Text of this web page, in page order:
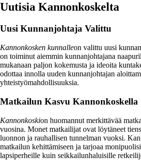
Uutisia Kannonkoskelta
Uusi Kunnanjohtaja Valittu
Kannonkosken kunnalleon valittu uusi
on toiminut aiemmin kunnanjohtajana
mukanaan paljon kokemusta ja ideoita
odottaa innolla uuden kunnanjohtajan
yhteistyömahdollisuuksia.
Matkailun Kasvu Kannonkoskella
Kannonkoskion huomannut merkittävää
vuosina. Monet matkailijat ovat löytäneet
luonnon ja rauhallisen tunnelman vuoksi.
matkailun kehittämiseen ja tarjoaa
lapsiperheille kuin seikkailunhaluisille